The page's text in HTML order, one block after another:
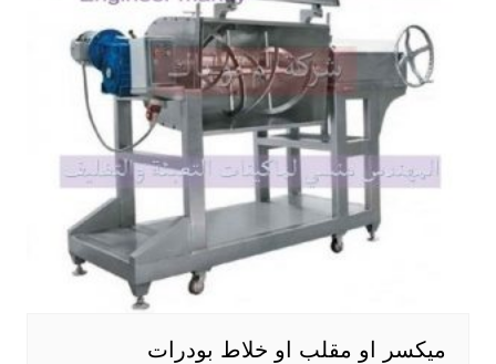
ميكسر او مقلب او خلاط بودرات